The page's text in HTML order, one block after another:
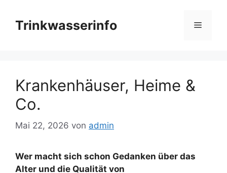
Inhalt
springen
Trinkwasserinfo Menü
Krankenhäuser, Heime &
Co.
Mai 22, 2026 von admin
Wer macht sich schon Gedanken über das
Alter und die Qualität von